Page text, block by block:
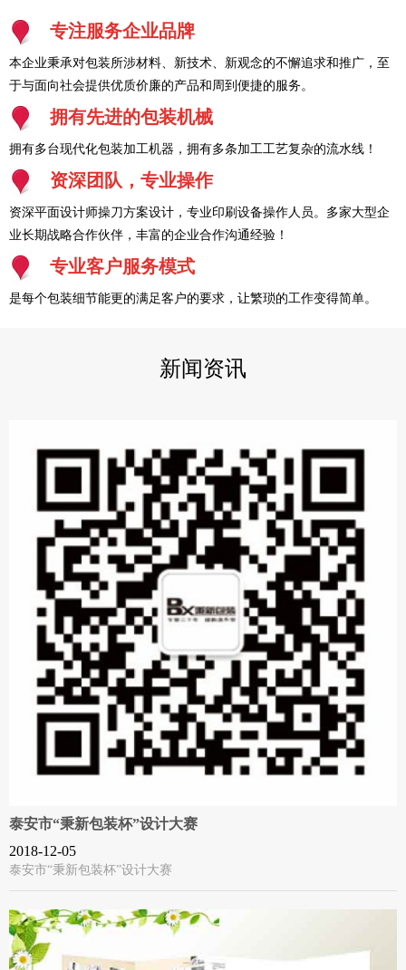
专注服务企业品牌
本企业秉承对包装所涉材料、新技术、新观念的不懈追求和推广，至
于与面向社会提供优质价廉的产品和周到便捷的服务。
拥有先进的包装机械
拥有多台现代化包装加工机器，拥有多条加工工艺复杂的流水线！
资深团队，专业操作
资深平面设计师操刀方案设计，专业印刷设备操作人员。多家大型企
业长期战略合作伙伴，丰富的企业合作沟通经验！
专业客户服务模式
是每个包装细节能更的满足客户的要求，让繁琐的工作变得简单。
新闻资讯
泰安市“秉新包装杯”设计大赛
2018-12-05
泰安市“秉新包装杯”设计大赛